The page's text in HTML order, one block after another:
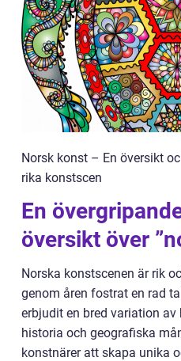
Norsk konst – En översikt
rika konstscen
En
översikt över
Norska konstscenen är rik
genom åren fostrat en rad
erbjudit en bred variation
historia och geografiska
konstnärer att skapa unika